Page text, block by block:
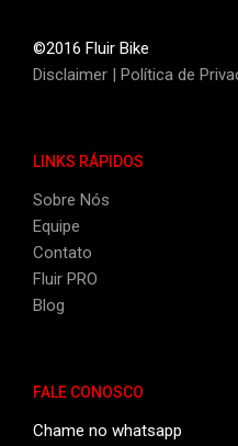
©2016 Fluir Bike
Disclaimer
Política de
LINKS RÁPIDOS
Sobre Nós
Equipe
Contato
Fluir PRO
Blog
FALE CONOSCO
Chame no whatsapp